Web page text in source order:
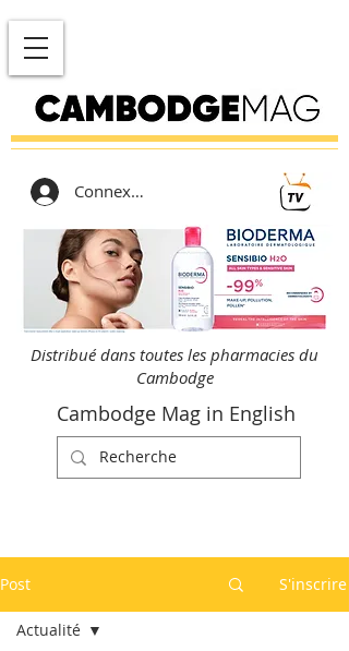
Connexion
Distribué dans toutes les pharmacies du
Cambodge
Cambodge Mag in English
Post S'inscrire
Actualité